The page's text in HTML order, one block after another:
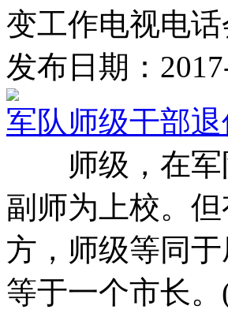
变工作电视电
发布日期：
军队师级干部
师级，在军
副师为上校。
方，师级等同
等于一个市长